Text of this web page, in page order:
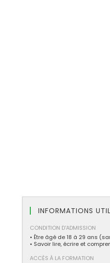
INFORMATIONS
CONDITION D'ADMISSION
• Être âgé de 18 à 29 ans
• Savoir lire, écrire et
ACCÈS À LA FORMATION